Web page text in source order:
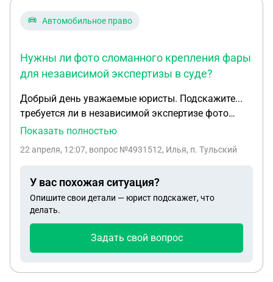
Автомобильное право
Нужны ли фото сломанного крепления фары
для независимой экспертизы в суде?
Добрый день уважаемые юристы. Подскажите...
требуется ли в независимой экспертизе фото
сломанного крепления (а именно фары) для суда.
фара не пострадала! Есть подозрение что могло
компании делая экспертизу и не прикрепил к делу
фотографию подтверждающую поломку
крепление или других скрытых повреждений. И
Показать полностью
22 апреля, 12:07, вопрос №4931512, Илья, п. Тульский
У вас похожая ситуация?
Опишите свои детали — юрист подскажет, что
делать.
Задать свой вопрос